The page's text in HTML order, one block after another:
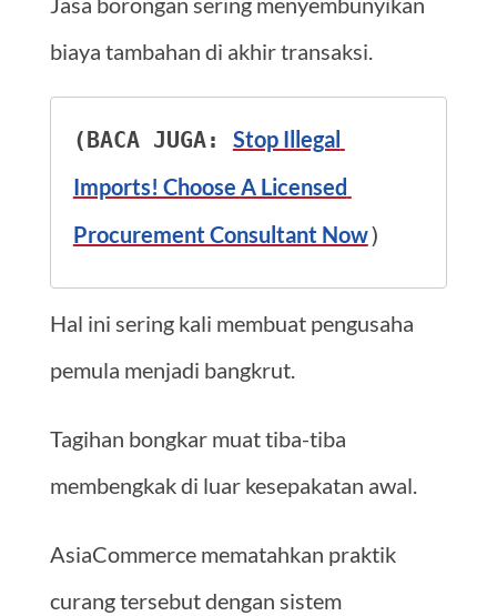
biaya tambahan di akhir transaksi.
(BACA JUGA: Stop Illegal
Imports! Choose A Licensed
Procurement Consultant Now)
Hal ini sering kali membuat pengusaha
pemula menjadi bangkrut.
Tagihan bongkar muat tiba-tiba
membengkak di luar kesepakatan awal.
AsiaCommerce mematahkan praktik
curang tersebut dengan sistem